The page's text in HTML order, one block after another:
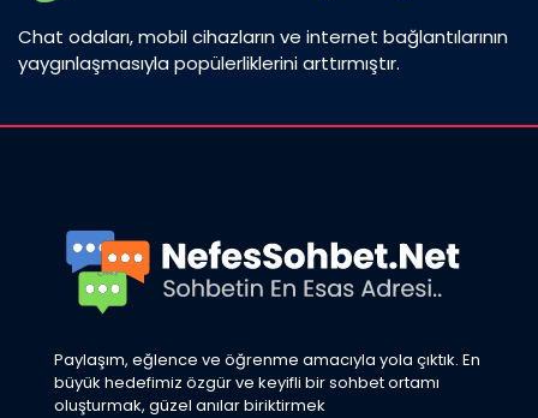
Chat odaları, mobil cihazların ve internet bağlantılarının
yaygınlaşmasıyla popülerliklerini arttırmıştır.
Paylaşım, eğlence ve öğrenme amacıyla yola çıktık. En
büyük hedefimiz özgür ve keyifli bir sohbet ortamı
oluşturmak, güzel anılar biriktirmek